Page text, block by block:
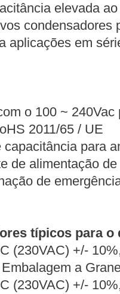
elevada
condensadores
aplicações em
o 100 ~ 240Vac
2011/65 / UE
para
de alimentação
de
típicos para
(230VAC) +/-
a
(230VAC) +/-